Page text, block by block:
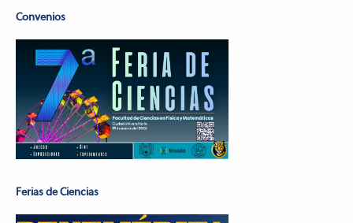
Convenios
Ferias de Ciencias